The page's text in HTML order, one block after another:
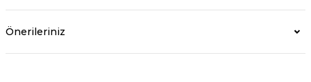
Önerileriniz